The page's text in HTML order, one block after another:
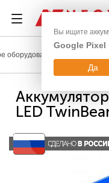
LED
Вы ищите
Google Pixel
Да